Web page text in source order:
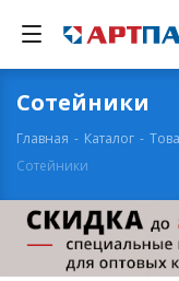
Сотейники
Главная - Каталог -
Сотейники